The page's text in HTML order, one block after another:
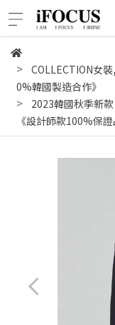
COLLECTION女裝
0%韓國製造合作》
2023韓國秋季新
《設計師款100%保證